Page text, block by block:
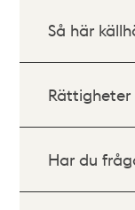
Så här
Rättigheter
Har du